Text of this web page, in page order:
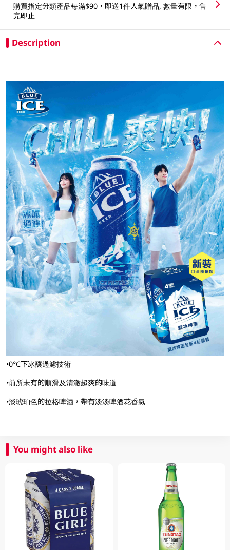
購買指定分類產品每滿$90，即送1件人氣贈品, 數量有限，售
完即止
Description
•0°C下冰釀過濾技術
•前所未有的順滑及清澈超爽的味道
•淡琥珀色的拉格啤酒，帶有淡淡啤酒花香氣
You might also like